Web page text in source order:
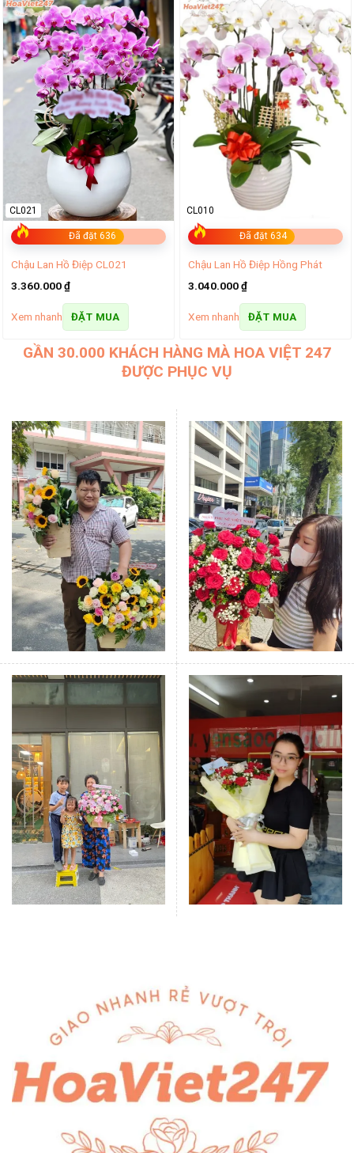
Đã đặt 636
CL021
Chậu Lan Hồ Điệp CL021
3.360.000₫
Xem nhanh ĐẶT MUA
Đã đặt 634
CL010
Chậu Lan Hồ Điệp Hồng Phát
3.040.000₫
Xem nhanh ĐẶT MUA
GẦN 30.000 KHÁCH HÀNG MÀ HOA VIỆT 247
ĐƯỢC PHỤC VỤ